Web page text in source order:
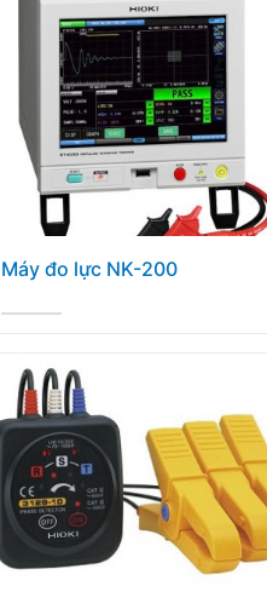
Máy đo lực NK-200